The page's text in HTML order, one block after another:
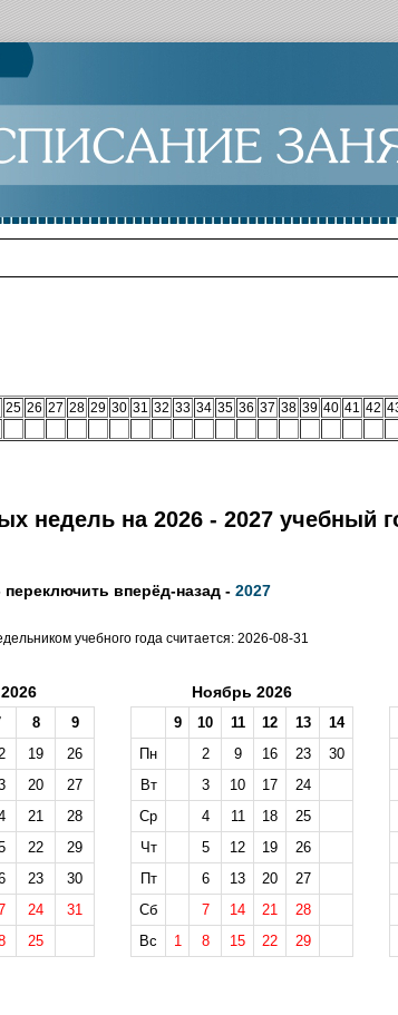
25 26 27 28 29 30 31 32 33 34 35 36 37 38 39 40 41 42
недель на 2026 - 2027 учебный
вперёд-назад - 2027
учебного года считается: 2026-08-31
8
9
19
26
20
27
21
28
22
29
23
30
24
31
25
Ноябрь 2026
9 10 11 12 13
14
Пн
2 9 16 23
30
Вт
3 10 17
24
Ср
4 11 18
25
Чт
5 12 19
26
Пт
6 13 20
27
Сб
7 14 21
28
Вс
1 8 15 22 29